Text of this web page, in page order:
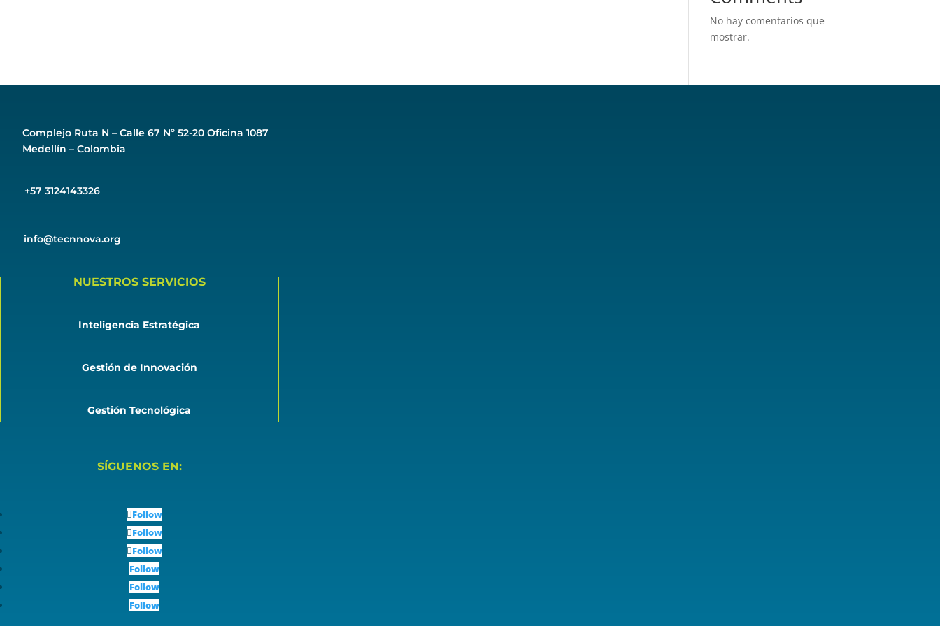
No hay comentarios que
mostrar.
Complejo Ruta N –Calle 67 Nº 52-20 Oficina 1087
Medellín – Colombia
+57 3124143326
info@tecnnova.org
NUESTROS SERVICIOS
Inteligencia Estratégica
Gestión de Innovación
Gestión Tecnológica
SÍGUENOS EN:
Follow
Follow
Follow
Follow
Follow
Follow